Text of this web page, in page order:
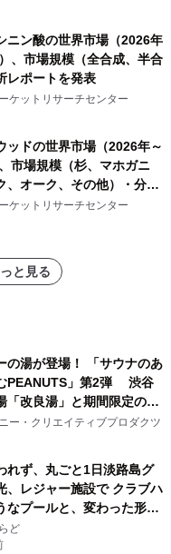
レポートを発表
ニン酸の世界市場（2026年
、市場規模（全合成、半合
レポートを発表
ケットリサーチセンター
ッドの世界市場（2026年～
市場規模（杉、マホガニ
、オーク、その他）・分析
発表
ケットリサーチセンター
と見る
の湯が登場！ 「サウナのあ
PEANUTS」第2弾 渋谷
「改良湯」と期間限定のコ
ョン サウナイキタイコラ
発売決定！
ー・クリエイティブプロダクツ
れず、丸ごと1日淡路島グ
、レジャー施設で クラブハ
なプールと、変わった形の
THE BOXY AWAJI」のお
り連泊プランで
ど